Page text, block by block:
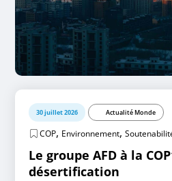
30 juillet 2026 Actualité Monde
COP, Environnement,
Le groupe AFD à la
désertification